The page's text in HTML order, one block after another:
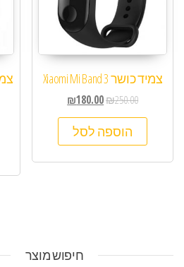
צמיד כושר Xiaomi Mi Band 3
₪250.00
₪180.00
הוספה לסל
חיפוש מוצר